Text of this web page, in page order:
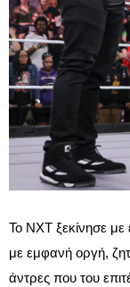
Το NXT ξεκίνησε
με εμφανή οργή,
άντρες που του